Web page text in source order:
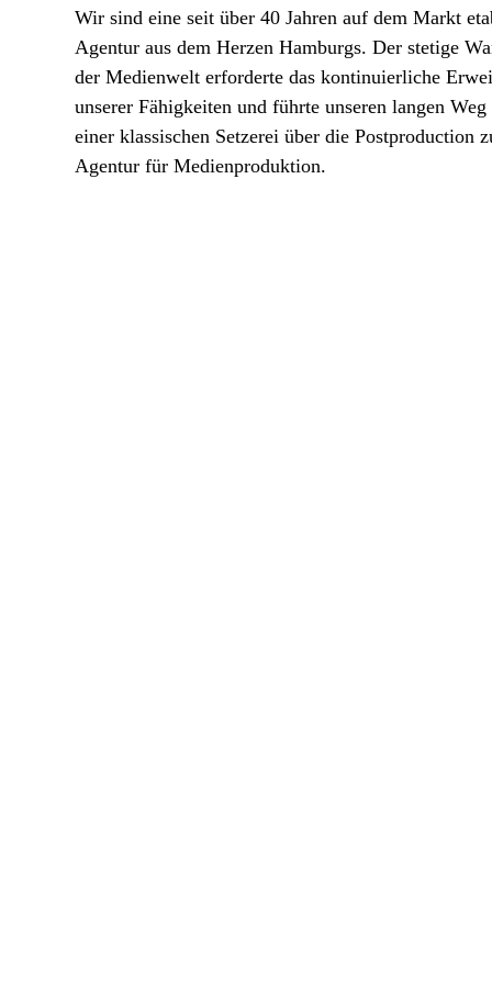
Wir sind eine seit über 40 Jahren auf dem Markt
Agentur aus dem Herzen Hamburgs. Der stetige
der Medienwelt erforderte das kontinuierliche
unserer Fähigkeiten und führte unseren langen
einer klassischen Setzerei über die Postproduction
Agentur für Medienproduktion.